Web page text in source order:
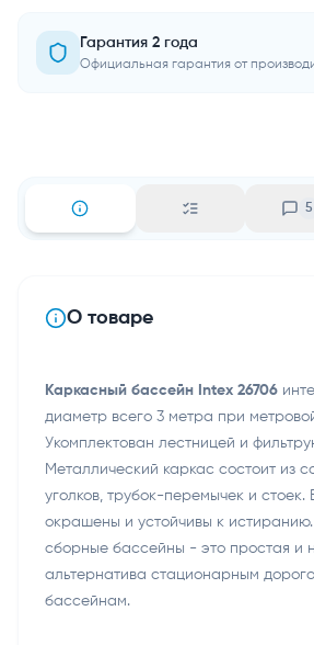
Гарантия 2 года
Официальная гарантия от
5
О товаре
Каркасный бассейн Intex 26706
диаметр всего 3 метра при
Укомплектован лестницей и
Металлический каркас состоит из
уголков, трубок-перемычек и стоек.
окрашены и устойчивы к
сборные бассейны - это простая и
альтернатива стационарным
бассейнам.